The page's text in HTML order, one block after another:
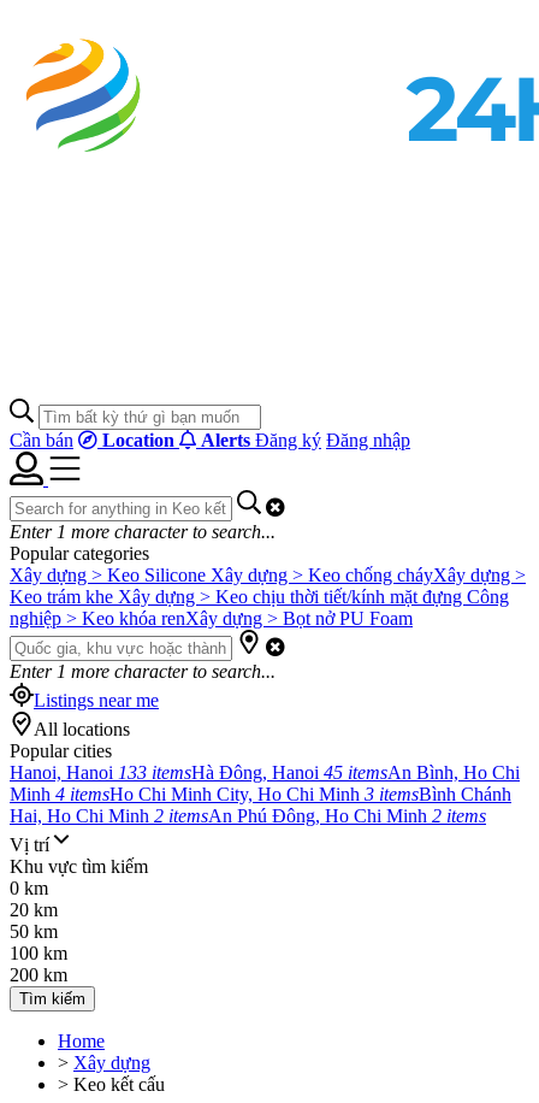
Cần bán Location Alerts Đăng ký Đăng nhập
Enter 1 more character to search...
Popular categories
Xây dựng > Keo Silicone Xây dựng > Keo chống cháyXây dựng >
Keo trám khe Xây dựng > Keo chịu thời tiết/kính mặt đựng Công
nghiệp > Keo khóa renXây dựng > Bọt nở PU Foam
Enter 1 more character to search...
Listings near me
All locations
Popular cities
Hanoi, Hanoi 133 itemsHà Đông, Hanoi 45 itemsAn Bình, Ho Chi
Minh 4 itemsHo Chi Minh City, Ho Chi Minh 3 itemsBình Chánh
Hai, Ho Chi Minh 2 itemsAn Phú Đông, Ho Chi Minh 2 items
Vị trí
Khu vực tìm kiếm
0 km
20 km
50 km
100 km
200 km
Tìm kiếm
Home
> Xây dựng
> Keo kết cấu